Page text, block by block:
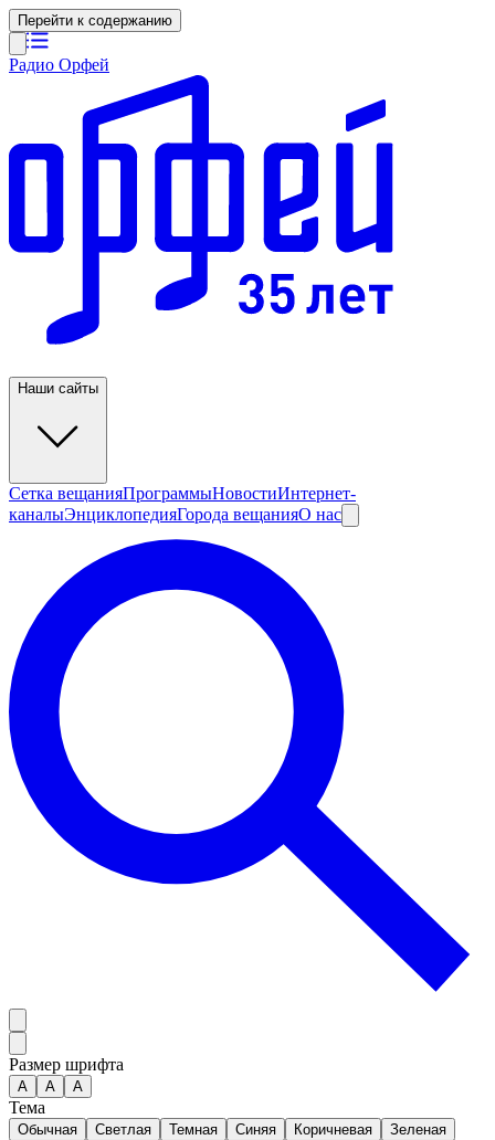
Перейти к содержанию
Радио Орфей
Наши сайты
Сетка вещанияПрограммыНовостиИнтернет-
каналыЭнциклопедияГорода вещанияО нас
Размер шрифта
А A A
Тема
Обычная Светлая Темная Синяя Коричневая Зеленая